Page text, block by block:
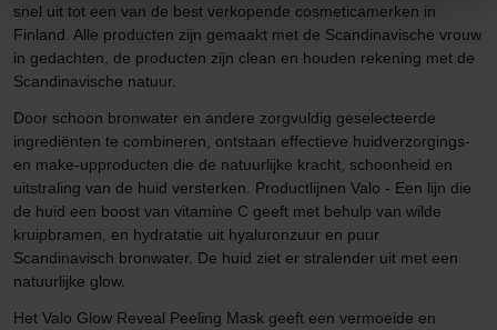
snel uit tot een van de best verkopende cosmeticamerken in
Finland. Alle producten zijn gemaakt met de Scandinavische vrouw
in gedachten, de producten zijn clean en houden rekening met de
Scandinavische natuur.
Door schoon bronwater en andere zorgvuldig geselecteerde
ingrediënten te combineren, ontstaan effectieve huidverzorgings-
en make-upproducten die de natuurlijke kracht, schoonheid en
uitstraling van de huid versterken. Productlijnen Valo - Een lijn die
de huid een boost van vitamine C geeft met behulp van wilde
kruipbramen, en hydratatie uit hyaluronzuur en puur
Scandinavisch bronwater. De huid ziet er stralender uit met een
natuurlijke glow.
Het Valo Glow Reveal Peeling Mask geeft een vermoeide en